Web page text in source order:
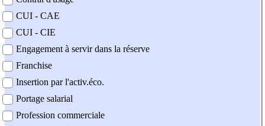
CUI - CAE
CUI - CIE
Engagement à servir dans la réserve
Franchise
Insertion par l'activ.éco.
Portage salarial
Profession commerciale